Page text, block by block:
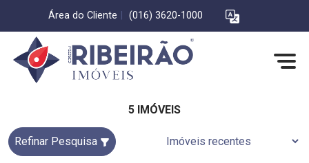
Área do Cliente (016) 3620-1000
5 IMÓVEIS
Refinar Pesquisa